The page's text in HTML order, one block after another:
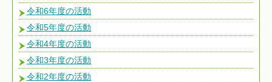
令和6年度の活動
令和5年度の活動
令和4年度の活動
令和3年度の活動
令和2年度の活動